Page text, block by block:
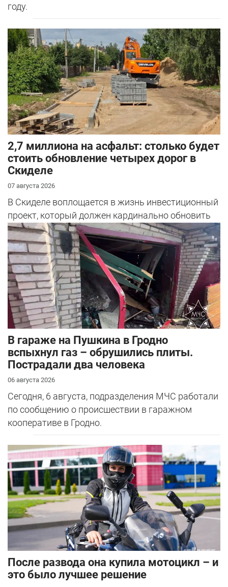
году.
2,7 миллиона на асфальт: столько будет
стоить обновление четырех дорог в
Скиделе
07 августа 2026
В Скиделе воплощается в жизнь инвестиционный
проект, который должен кардинально обновить
облик сразу четырех улиц: Богуш...
В гараже на Пушкина в Гродно
вспыхнул газ – обрушились плиты.
Пострадали два человека
06 августа 2026
Сегодня, 6 августа, подразделения МЧС работали
по сообщению о происшествии в гаражном
кооперативе в Гродно.
После развода она купила мотоцикл – и
это было лучшее решение